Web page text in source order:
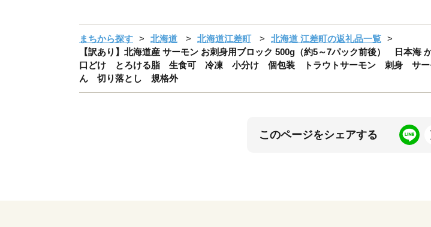
まちから探す 北海道 北海道江差町
北海道 江差町の返礼品一覧
【訳あり】北海道産 サーモン お刺身用ブロック 500g（約5～7パック前後） 日本
口どけ とろける脂 生食可 冷凍 小分け 個包装 トラウトサーモン 刺身 サ
ん 切り落とし 規格外
このページをシェアする